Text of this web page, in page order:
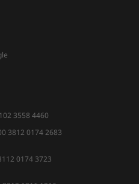
3558 4460
3812 0174 2683
0174 3723